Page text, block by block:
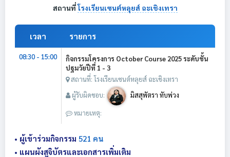
สถานที่โรงเรียนเซนต์หลุยส์ ฉะเชิงเทรา
เวลา รายการ
08:30 - 15:00
กิจกรรมโครงการ October Course 2025 ระดับชั้น
ปฐมวัยปีที่ 1 - 3
สถานที่: โรงเรียนเซนต์หลุยส์ ฉะเชิงเทรา
ผู้รับผิดชอบ:
มิสสุพัตรา ทับพ่วง
หมายเหตุ:
• ผู้เข้าร่วมกิจกรรม 521 คน
• แผนผังสูจิบัตรและเอกสารเพิ่มเติม